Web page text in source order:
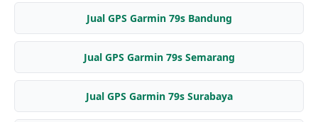
Jual GPS Garmin 79s Bandung
Jual GPS Garmin 79s Semarang
Jual GPS Garmin 79s Surabaya